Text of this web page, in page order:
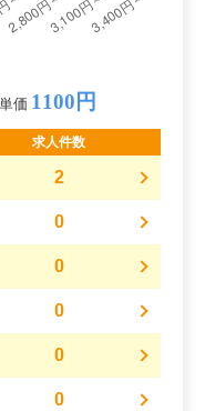
価 1100円
求人件数
2
0
0
0
0
0